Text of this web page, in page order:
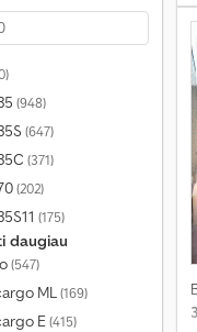
(948)
(647)
(371)
(202)
(175)
daugiau
(547)
ML(169)
E(415)